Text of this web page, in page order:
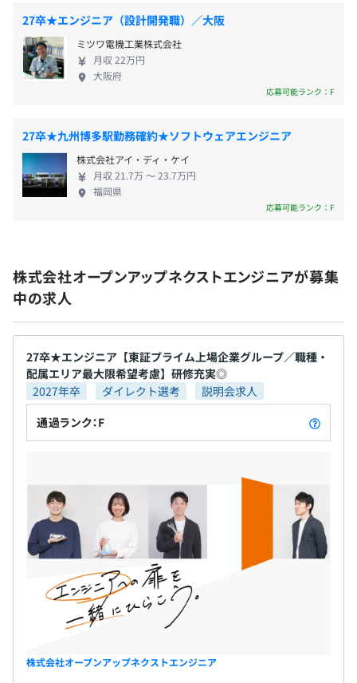
・東北エプソン
・豊田合成
・トヨタ自動車
・トヨタ自動車東日本
・豊田自動織機
・パナソニック
・FUJI
・富士電機
・三菱重工機械システム
・ユナイテッド・セミコンダクター・ジャパン
＼「学び」「成長したい」をしっかりサポート！／
・2,000種以上の研修講座・eラーニングで成長をバック
アップ！
・エンジニアが講師のWebセミナーを毎月開催！
・約300種の資格取得支援！
・OJTで先輩エンジニアから生きた技術を学ぶ！
《先輩エンジニアの声》
・設計者として自動車開発に挑戦し、日々やりがいを感じ
ています！
・つきたかった研究職になるという夢がかない、資格取得
にも挑戦中！
CATIA、NX、AutoCAD、SolidWorks、Creo、ANSYS、
5000、Capital、OrCAD、AutoCAD Electrical、各種EDA
リア区分の変更は、入社1年経過後に変更が可能です。
※変更は会社所定の様式による申請内容が承認された場
合、または会社提案に対し本人が同意した場合に実施しま
す。
※変更範囲：全国型社員／エリア限定型社員の定める範囲
受動喫煙防止措置に関する事項
喫煙室設置
※配属先により異なります
《年間休日最大125日》
※上記は、配属先のカレンダーに準ずる
・有給休暇（年間有給取得実績13.1日）
・産前・産後休暇
・慶弔休暇
女性：96.2％／男性74.2％
※2024年7月～2025年6月実績
育児休業を取得開始した人数÷出産した人数（男性の場合
は配偶者が出産した人数）
参考：労働者平均 女性86.6％／男性40.5%
・残業手当（100%別途支給）
・通勤手当（上限5万円／月）
※上記は規定によります
【①全国型社員と②エリア限定型社員の待遇の相違】
①と②は、次の通り社宅の会社負担割合が異なります。
場合）
ホームカミングデーは同期のエンジニアや営業との
定期交流会。キャリアの振り返りやスキルの棚卸しも行い
ます。
技術知識やビジネススキル、語学などの多彩な講座があり
ます。
＜研修講座の一例＞
・現場で役立つQC検定受験準備コース
・生産性を高める 工場のＤＸ
・問いをたてる技術を磨く～ＡＩ活用対応「質問力・検索
電気ー
・絵で見てわかるシーケンス制御
・（eラーニング）半導体素子
・電気測定 （テスタとオシロスコープを使った電気測
定）
・電気・電子シリーズ（センサ技術、半導体デバイスコー
情報ー
・ゼロから学ぶネットワークとマルチメディア
・Pythonで学ぶものづくりAI実装入門
・C言語プログラミング（基礎・応用）
・Java プログラミング（基礎・応用）
・クラウド導入の基礎
位：知識やスキルが身に付き成長を実感できる 第4
位：派遣先の上司や同僚とのコミュニケーションが
良好 第5位：正社員雇用で安定した収入を得られる
※2023年5月エンジニアWebアンケート／自社調べ
あなたもこれからの次世代を担うエンジニアとし
27卒★エンジニア（設計開発職）／大阪
ミツワ電機工業株式会社
月収 22万円
大阪府
応募可能ランク：F
27卒★九州博多駅勤務確約★ソフトウェアエンジニア
株式会社アイ・ディ・ケイ
月収 21.7万 〜 23.7万円
福岡県
応募可能ランク：F
株式会社オープンアップネクストエンジニアが募集
中の求人
27卒★エンジニア【東証プライム上場企業グループ／職種・
配属エリア最大限希望考慮】研修充実◎
2027年卒
ダイレクト選考
説明会求人
通過ランク：F
株式会社オープンアップネクストエンジニア